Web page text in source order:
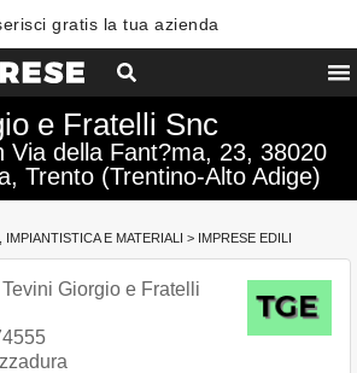
gratis la tua azienda
e Fratelli Snc
Via della Fant?ma, 23, 38020
Trento (Trentino-Alto Adige)
IMPIANTISTICA E MATERIALI > IMPRESE EDILI
Tevini Giorgio e Fratelli